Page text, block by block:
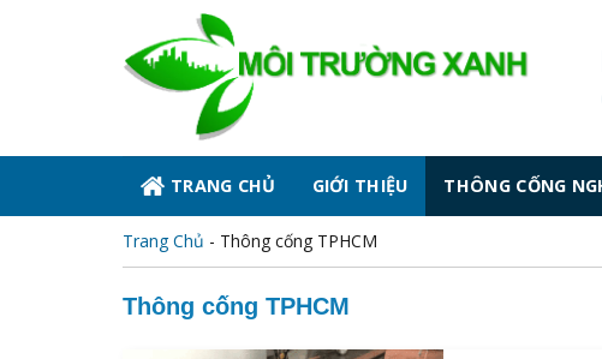
TRANG CHỦ GIỚI THIỆU THÔNG CỐNG
Trang Chủ - Thông cống TPHCM
Thông cống TPHCM